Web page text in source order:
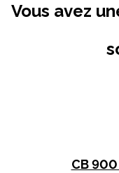
Vous avez
CB